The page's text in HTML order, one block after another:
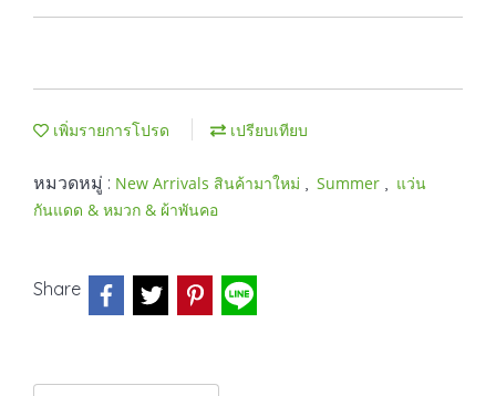
เพิ่มรายการโปรด เปรียบเทียบ
หมวดหมู่ : New Arrivals สินค้ามาใหม่ , Summer , แว่น
กันแดด & หมวก & ผ้าพันคอ
Share